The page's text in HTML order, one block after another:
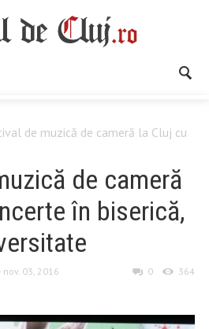
de muzică de cameră la Cluj cu
de cameră
în biserică,
- nov. 03, 2016 0 364